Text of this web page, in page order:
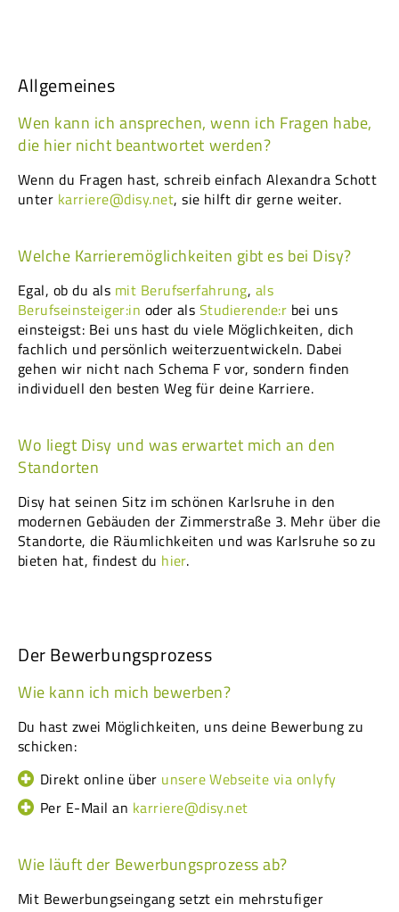
Allgemeines
Wen kann ich ansprechen, wenn ich Fragen habe,
die hier nicht beantwortet werden?
Wenn du Fragen hast, schreib einfach Alexandra Schott
unter karriere@disy.net, sie hilft dir gerne weiter.
Welche Karrieremöglichkeiten gibt es bei Disy?
Egal, ob du als mit Berufserfahrung, als
Berufseinsteiger:in oder als Studierende:r bei uns
einsteigst: Bei uns hast du viele Möglichkeiten, dich
fachlich und persönlich weiterzuentwickeln. Dabei
gehen wir nicht nach Schema F vor, sondern finden
individuell den besten Weg für deine Karriere.
Wo liegt Disy und was erwartet mich an den
Standorten
Disy hat seinen Sitz im schönen Karlsruhe in den
modernen Gebäuden der Zimmerstraße 3. Mehr über die
Standorte, die Räumlichkeiten und was Karlsruhe so zu
bieten hat, findest du hier.
Der Bewerbungsprozess
Wie kann ich mich bewerben?
Du hast zwei Möglichkeiten, uns deine Bewerbung zu
schicken:
Direkt online über unsere Webseite via onlyfy
Per E-Mail an karriere@disy.net
Wie läuft der Bewerbungsprozess ab?
Mit Bewerbungseingang setzt ein mehrstufiger